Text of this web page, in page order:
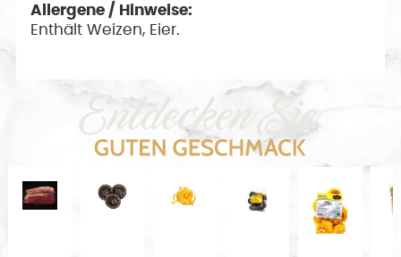
Allergene / Hinweise:
Enthält Weizen, Eier.